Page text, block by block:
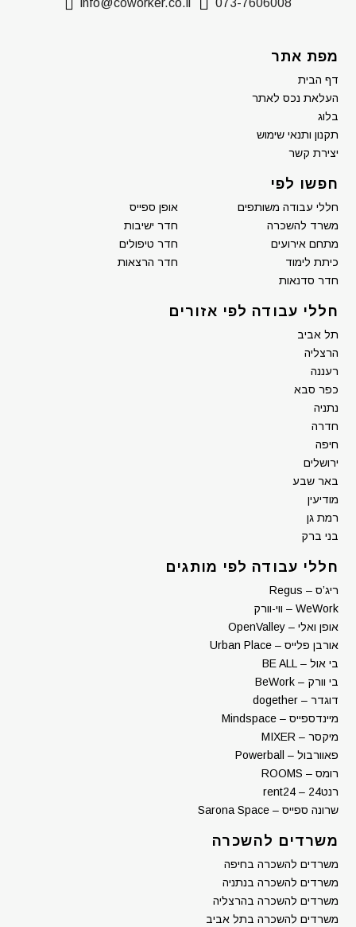
מפת אתר
דף הבית
העלאת נכס לאתר
בלוג
תקנון ותנאי שימוש
יצירת קשר
חפשו לפי
חללי עבודה משותפים
אופן ספייס
משרד להשכרה
חדר ישיבות
מתחם אירועים
חדר טיפולים
כיתת לימוד
חדר הרצאות
חדר סדנאות
חללי עבודה לפי אזורים
תל אביב
הרצליה
רעננה
כפר סבא
נתניה
חדרה
חיפה
ירושלים
באר שבע
מודיעין
רמת גן
בני ברק
חללי עבודה לפי מותגים
ריג’ס – Regus
WeWork – ווי-וורק
אופן ואלי – OpenValley
אורבן פלייס – Urban Place
בי אול – BE ALL
בי וורק – BeWork
דוגדר – dogether
מיינדספייס – Mindspace
מיקסר – MIXER
פאוורבול – Powerball
רומס – ROOMS
רנט24 – rent24
שרונה ספייס – Sarona Space
משרדים להשכרה
משרדים להשכרה בחיפה
משרדים להשכרה בנתניה
משרדים להשכרה בהרצליה
משרדים להשכרה בתל אביב
info@coworker.co.il 073-7606008